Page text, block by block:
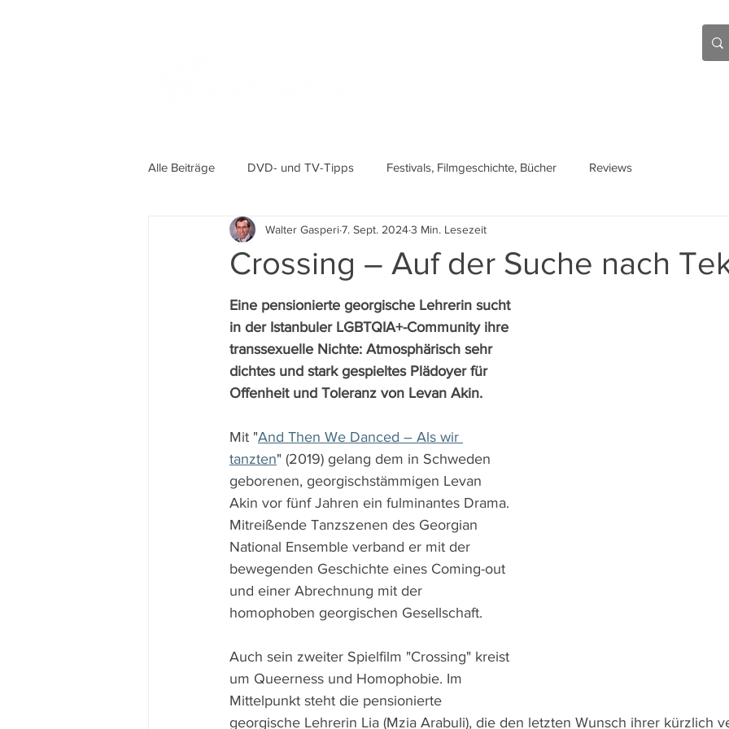
Alle Beiträge DVD- und TV-Tipps Festivals, Filmgeschichte, Bücher Reviews
Crossing – Auf der Suche nach
Walter Gasperi7. Sept. 20243 Min. Lesezeit
Eine pensionierte georgische Lehrerin sucht
in der Istanbuler LGBTQIA+-Community ihre
transsexuelle Nichte: Atmosphärisch sehr
dichtes und stark gespieltes Plädoyer für
Offenheit und Toleranz von Levan Akin.
Mit "And Then We Danced – Als wir
tanzten" (2019) gelang dem in Schweden
geborenen, georgischstämmigen Levan
Akin vor fünf Jahren ein fulminantes Drama.
Mitreißende Tanzszenen des Georgian
National Ensemble verband er mit der
bewegenden Geschichte eines Coming-out
und einer Abrechnung mit der
homophoben georgischen Gesellschaft.
Auch sein zweiter Spielfilm "Crossing" kreist
um Queerness und Homophobie. Im
Mittelpunkt steht die pensionierte
georgische Lehrerin Lia (Mzia Arabuli), die den letzten Wunsch ihrer kürzlich